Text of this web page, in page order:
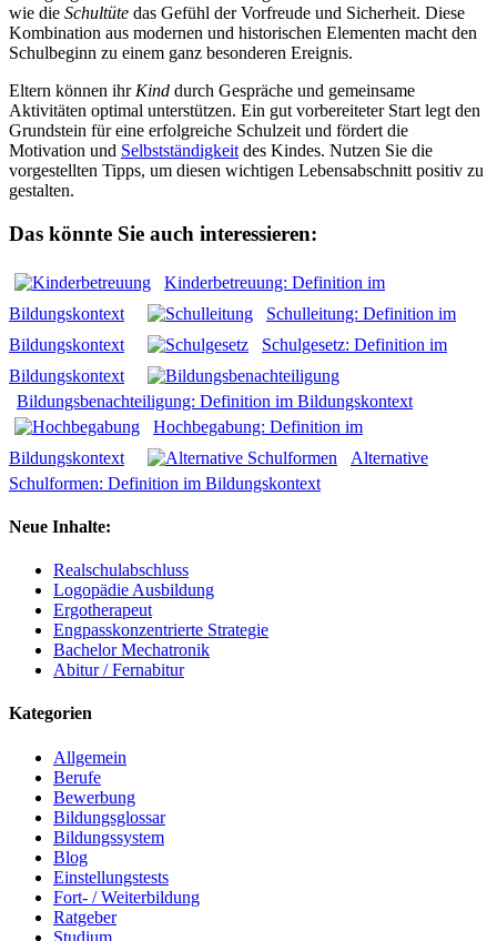
wie die Schultüte das Gefühl der Vorfreude und Sicherheit. Diese
Kombination aus modernen und historischen Elementen macht den
Schulbeginn zu einem ganz besonderen Ereignis.
Eltern können ihr Kind durch Gespräche und gemeinsame
Aktivitäten optimal unterstützen. Ein gut vorbereiteter Start legt den
Grundstein für eine erfolgreiche Schulzeit und fördert die
Motivation und Selbstständigkeit des Kindes. Nutzen Sie die
vorgestellten Tipps, um diesen wichtigen Lebensabschnitt positiv zu
gestalten.
Das könnte Sie auch interessieren:
Kinderbetreuung: Definition im
Bildungskontext
Schulleitung: Definition im
Bildungskontext
Schulgesetz: Definition im
Bildungskontext
Bildungsbenachteiligung: Definition im Bildungskontext
Hochbegabung: Definition im
Bildungskontext
Alternative
Schulformen: Definition im Bildungskontext
Neue Inhalte:
Realschulabschluss
Logopädie Ausbildung
Ergotherapeut
Engpasskonzentrierte Strategie
Bachelor Mechatronik
Abitur / Fernabitur
Kategorien
Allgemein
Berufe
Bewerbung
Bildungsglossar
Bildungssystem
Blog
Einstellungstests
Fort- / Weiterbildung
Ratgeber
Studium